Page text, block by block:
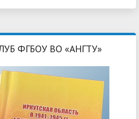
ФГБОУ ВО «АНГТУ»